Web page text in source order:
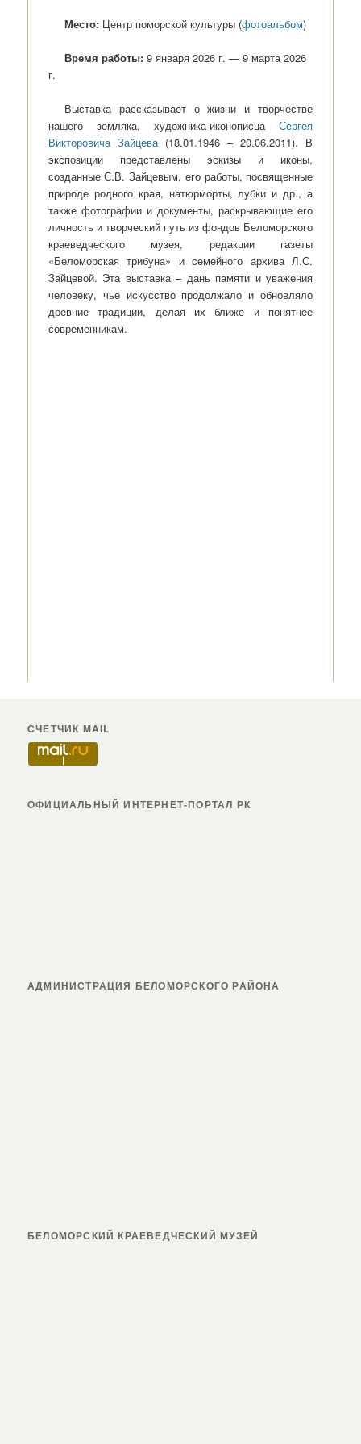
Место:Центр поморской культуры (фотоальбом)
Время работы:9 января 2026 г. — 9 марта 2026
г.
Выставка рассказывает о жизни и творчестве
нашего земляка, художника-иконописцаСергея
Викторовича Зайцева(18.01.1946 – 20.06.2011). В
экспозиции представлены эскизы и иконы,
созданные С.В. Зайцевым, его работы, посвященные
природе родного края, натюрморты, лубки и др., а
также фотографии и документы, раскрывающие его
личность и творческий путь из фондов Беломорского
краеведческого музея, редакции газеты
«Беломорская трибуна» и семейного архива Л.С.
Зайцевой. Эта выставка – дань памяти и уважения
человеку, чье искусство продолжало и обновляло
древние традиции, делая их ближе и понятнее
современникам.
СЧЕТЧИК MAIL
ОФИЦИАЛЬНЫЙ ИНТЕРНЕТ-ПОРТАЛ РК
АДМИНИСТРАЦИЯ БЕЛОМОРСКОГО РАЙОНА
БЕЛОМОРСКИЙ КРАЕВЕДЧЕСКИЙ МУЗЕЙ